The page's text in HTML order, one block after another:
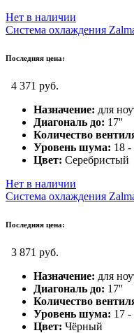
Нет в наличии
Система охлаждения
Последняя цена:
4 371 руб.
Назначение: для
Диагональ до: 17''
Количество
Уровень шума: 18 -
Цвет: Серебристый
Нет в наличии
Система охлаждения
Последняя цена:
3 871 руб.
Назначение: для
Диагональ до: 17''
Количество
Уровень шума: 17 -
Цвет: Чёрный